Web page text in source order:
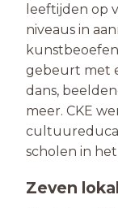
leeftijden op
niveaus in
gebeurt met
dans,
meer. CKE
scholen in
Zeven